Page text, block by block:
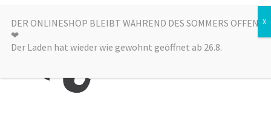
Zur
Navigation
springen
Zum
Inhalt
springen
Menü
DER ONLINESHOP BLEIBT WÄHREND DES SOMMERS OFFEN
❤︎
Der Laden hat wieder wie gewohnt geöffnet ab 26.8.